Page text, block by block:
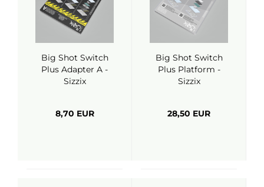
Big Shot Switch
Plus Adapter A -
Sizzix
8,70 EUR
Big Shot Switch
Plus Platform -
Sizzix
28,50 EUR